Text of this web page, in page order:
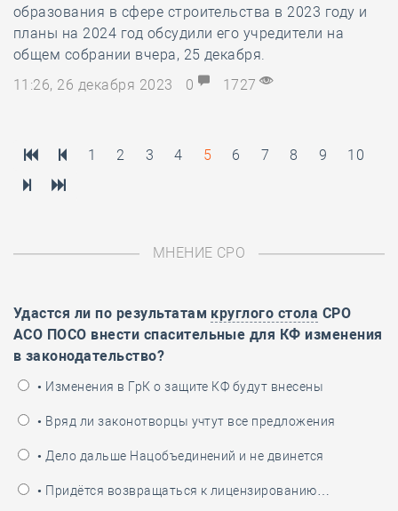
образования в сфере строительства в 2023 году и
планы на 2024 год обсудили его учредители на
общем собрании вчера, 25 декабря.
11:26, 26 декабря 2023
0 1727
1 2 3 4 5 6 7 8 9 10
МНЕНИЕ СРО
Удастся ли по результатам круглого стола СРО
АСО ПОСО внести спасительные для КФ изменения
в законодательство?
• Изменения в ГрК о защите КФ будут внесены
• Вряд ли законотворцы учтут все предложения
• Дело дальше Нацобъединений и не двинется
• Придётся возвращаться к лицензированию…